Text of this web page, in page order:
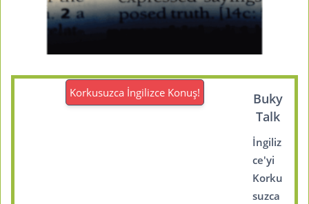
Korkusuzca İngilizce Konuş!
Buky
Talk
İngiliz
ce'yi
Korku
suzca